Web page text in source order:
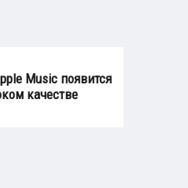
Music появится
качестве